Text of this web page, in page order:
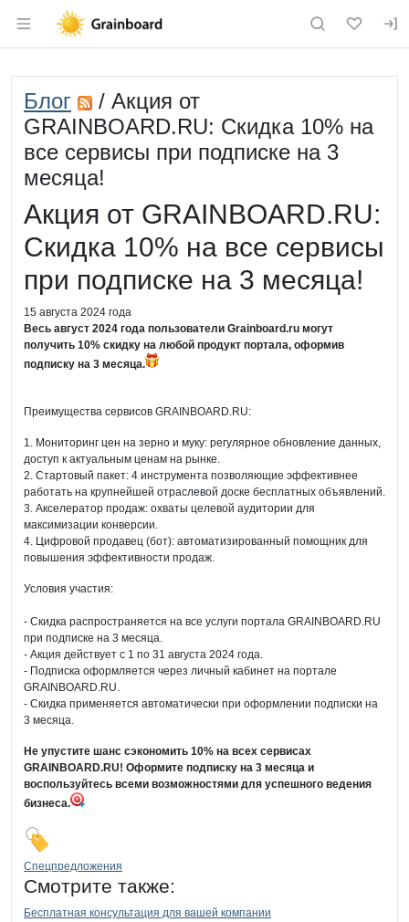
Раздел навигации по сайту
Блог
/ Акция от
GRAINBOARD.RU: Скидка 10% на
все сервисы при подписке на 3
месяца!
Акция от GRAINBOARD.RU:
Скидка 10% на все сервисы
при подписке на 3 месяца!
15 августа 2024 года
Весь август 2024 года пользователи Grainboard.ru могут
получить 10% скидку на любой продукт портала, оформив
подписку на 3 месяца.
Преимущества сервисов GRAINBOARD.RU:
1. Мониторинг цен на зерно и муку: регулярное обновление данных,
доступ к актуальным ценам на рынке.
2. Стартовый пакет: 4 инструмента позволяющие эффективнее
работать на крупнейшей отраслевой доске бесплатных объявлений.
3. Акселератор продаж: охваты целевой аудитории для
максимизации конверсии.
4. Цифровой продавец (бот): автоматизированный помощник для
повышения эффективности продаж.
Условия участия:
- Скидка распространяется на все услуги портала GRAINBOARD.RU
при подписке на 3 месяца.
- Акция действует с 1 по 31 августа 2024 года.
- Подписка оформляется через личный кабинет на портале
GRAINBOARD.RU.
- Скидка применяется автоматически при оформлении подписки на
3 месяца.
Не упустите шанс сэкономить 10% на всех сервисах
GRAINBOARD.RU! Оформите подписку на 3 месяца и
воспользуйтесь всеми возможностями для успешного ведения
бизнеса.
Спецпредложения
Смотрите также:
Бесплатная консультация для вашей компании